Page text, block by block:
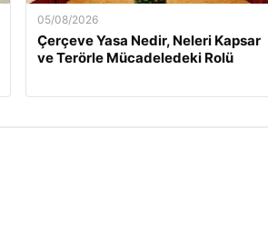
05/08/2026
Çerçeve Yasa Nedir, Neleri Kapsar
ve Terörle Mücadeledeki Rolü